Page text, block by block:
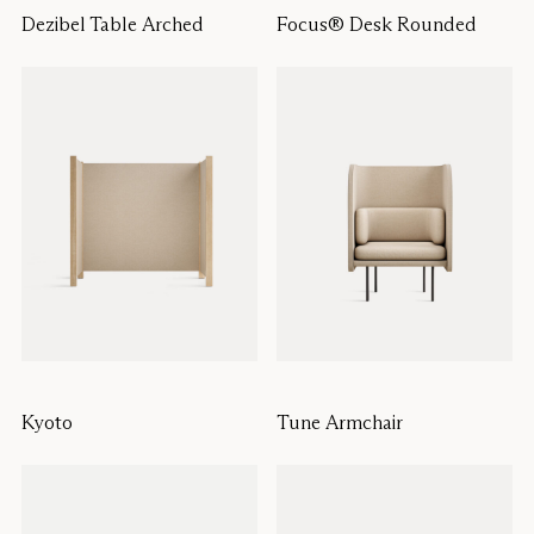
Dezibel Table Arched Focus® Desk Rounded
Kyoto Tune Armchair